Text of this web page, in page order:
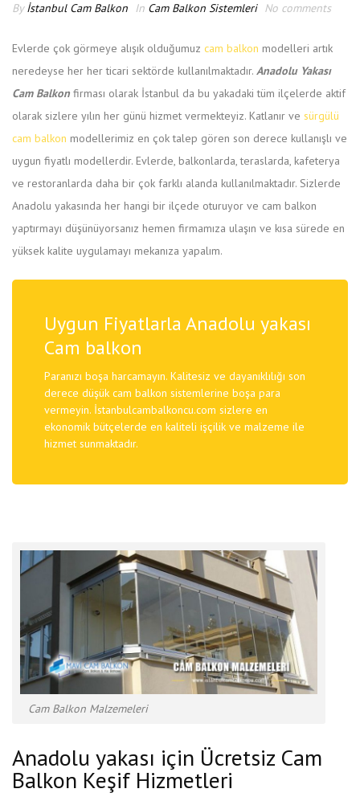
Byİstanbul Cam Balkon In Cam Balkon Sistemleri No comments
Evlerde çok görmeye alışık olduğumuz cam balkon modelleri artık
neredeyse her her ticari sektörde kullanılmaktadır. Anadolu Yakası
Cam Balkon firması olarak İstanbul da bu yakadaki tüm ilçelerde aktif
olarak sizlere yılın her günü hizmet vermekteyiz. Katlanır ve sürgülü
cam balkon modellerimiz en çok talep gören son derece kullanışlı ve
uygun fiyatlı modellerdir. Evlerde, balkonlarda, teraslarda, kafeterya
ve restoranlarda daha bir çok farklı alanda kullanılmaktadır. Sizlerde
Anadolu yakasında her hangi bir ilçede oturuyor ve cam balkon
yaptırmayı düşünüyorsanız hemen firmamıza ulaşın ve kısa sürede en
yüksek kalite uygulamayı mekanıza yapalım.
Uygun Fiyatlarla Anadolu yakası
Cam balkon
Paranızı boşa harcamayın. Kalitesiz ve dayanıklılığı son
derece düşük cam balkon sistemlerine boşa para
vermeyin. İstanbulcambalkoncu.com sizlere en
ekonomik bütçelerde en kaliteli işçilik ve malzeme ile
hizmet sunmaktadır.
Cam Balkon Malzemeleri
Anadolu yakası için Ücretsiz Cam
Balkon Keşif Hizmetleri